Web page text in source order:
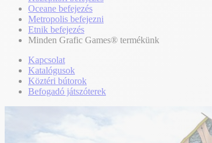
Oceane befejezés
Metropolis befejezni
Etnik befejezés
Minden Grafic Games® termékünk
Kapcsolat
Katalógusok
Köztéri bútorok
Befogadó játszóterek